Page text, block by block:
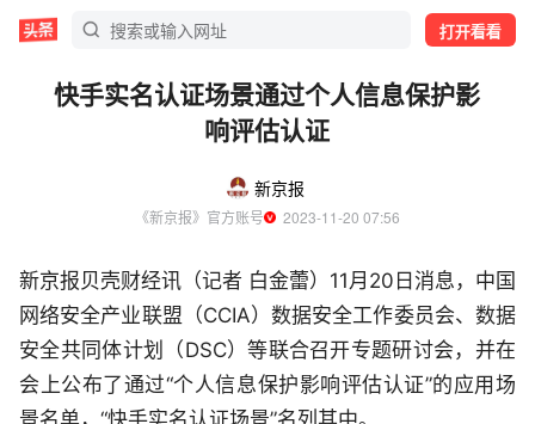
打开看看
快手实名认证场景通过个人信息保护影
响评估认证
新京报
《新京报》官方账号
  2023-11-20 07:56
新京报贝壳财经讯（记者 白金蕾）11月20日消息，中国
网络安全产业联盟（CCIA）数据安全工作委员会、数据
安全共同体计划（DSC）等联合召开专题研讨会，并在
会上公布了通过“个人信息保护影响评估认证”的应用场
景名单，“快手实名认证场景”名列其中。